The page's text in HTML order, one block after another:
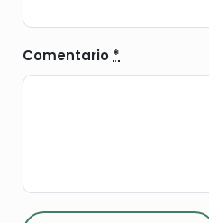
Comentario *